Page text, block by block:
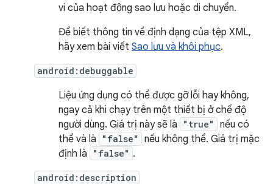
vi của hoạt động sao lưu hoặc di chuyển.
Để biết thông tin về định dạng của tệp XML,
hãy xem bài viết Sao lưu và khôi phục.
android:debuggable
Liệu ứng dụng có thể được gỡ lỗi hay không,
ngay cả khi chạy trên một thiết bị ở chế độ
người dùng. Giá trị này sẽ là
"true"
nếu có
thể và là
"false"
nếu không thể. Giá trị mặc
định là
"false" .
android:description